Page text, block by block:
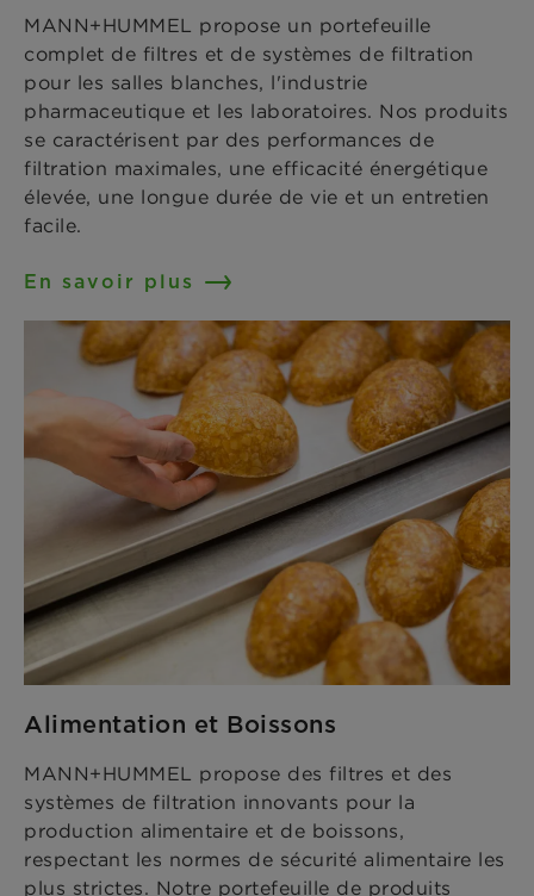
MANN+HUMMEL propose un portefeuille
complet de filtres et de systèmes de filtration
pour les salles blanches, l'industrie
pharmaceutique et les laboratoires. Nos produits
se caractérisent par des performances de
filtration maximales, une efficacité énergétique
élevée, une longue durée de vie et un entretien
facile.
En savoir plus
Alimentation et Boissons
MANN+HUMMEL propose des filtres et des
systèmes de filtration innovants pour la
production alimentaire et de boissons,
respectant les normes de sécurité alimentaire les
plus strictes. Notre portefeuille de produits